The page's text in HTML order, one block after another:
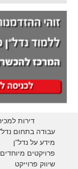
דירות
עבודה בתחום
מידע על נדל"ן
פרויקטים מיוחדים
שיווק פרוייקט